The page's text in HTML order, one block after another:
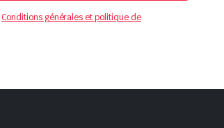
Conditions générales et politique de